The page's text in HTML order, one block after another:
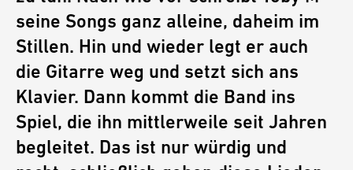
seine Songs ganz alleine, daheim im
Stillen. Hin und wieder legt er auch
die Gitarre weg und setzt sich ans
Klavier. Dann kommt die Band ins
Spiel, die ihn mittlerweile seit Jahren
begleitet. Das ist nur würdig und